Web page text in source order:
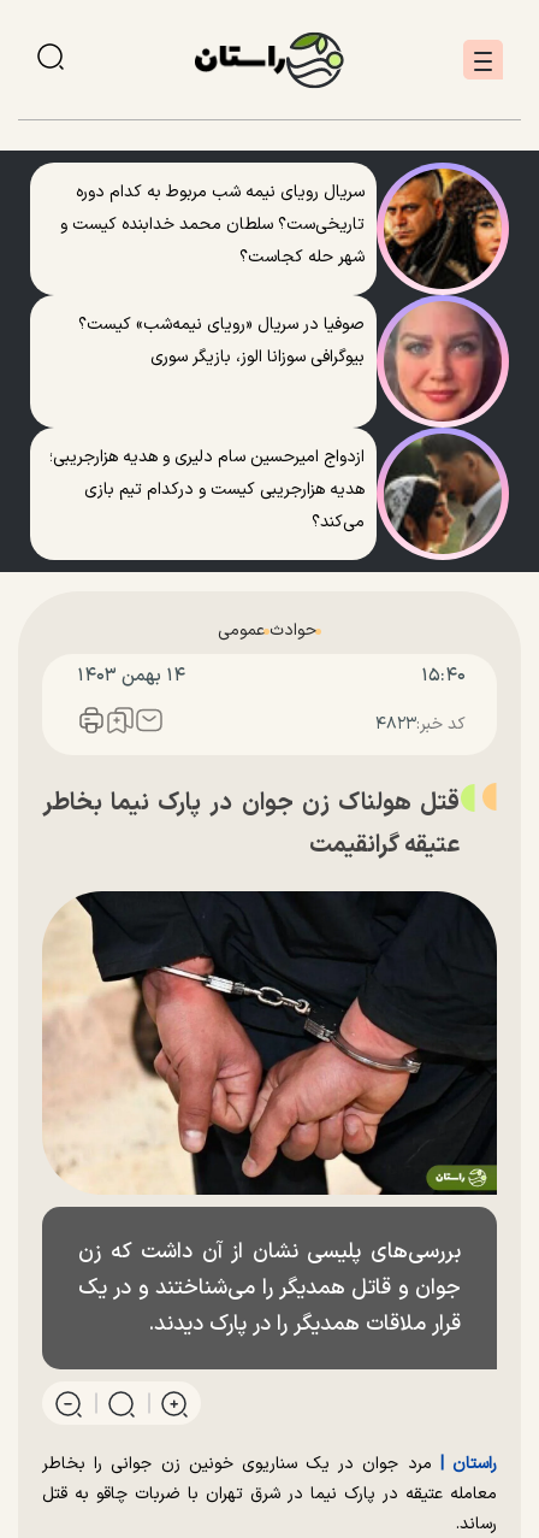
سریال رویای نیمه شب مربوط به کدام دوره
تاریخی‌ست؟ سلطان محمد خدابنده کیست و
شهر حله کجاست؟
صوفیا در سریال «رویای نیمه‌شب» کیست؟
بیوگرافی سوزانا الوز، بازیگر سوری
ازدواج امیرحسین سام دلیری و هدیه هزارجریبی؛
هدیه هزارجریبی کیست و درکدام تیم بازی
می‌کند؟
حوادث عمومی
۱۵:۴۰ ۱۴ بهمن ۱۴۰۳
کد خبر:۴۸۲۳
قتل هولناک زن جوان در پارک نیما بخاطر
عتیقه گرانقیمت
بررسی‌های پلیسی نشان از آن داشت که زن
جوان و قاتل همدیگر را می‌شناختند و در یک
قرار ملاقات همدیگر را در پارک دیدند.
راستان | مرد جوان در یک سناریوی خونین زن جوانی را بخاطر
معامله عتیقه در پارک نیما در شرق تهران با ضربات چاقو به قتل
رساند.